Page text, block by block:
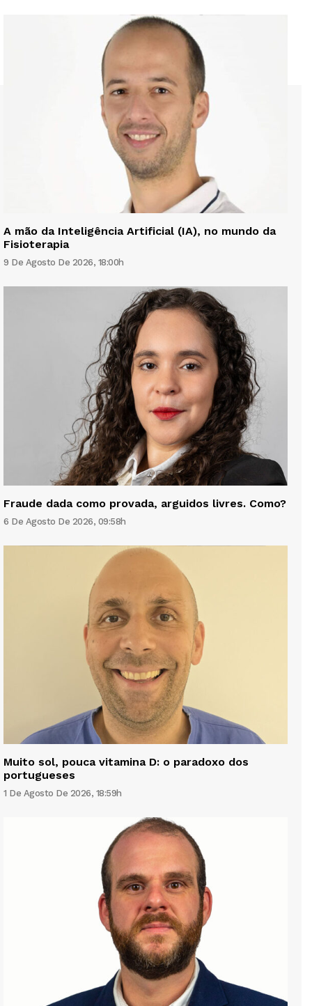
A mão da Inteligência Artificial (IA), no mundo da
Fisioterapia
9 De Agosto De 2026, 18:00h
Fraude dada como provada, arguidos livres. Como?
6 De Agosto De 2026, 09:58h
Muito sol, pouca vitamina D: o paradoxo dos
portugueses
1 De Agosto De 2026, 18:59h